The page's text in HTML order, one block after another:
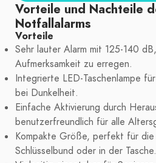
Vorteile und Nachteile
Notfallalarms
Vorteile
Sehr lauter Alarm mit 125-140
Aufmerksamkeit zu erregen.
Integrierte LED-Taschenlampe
bei Dunkelheit.
Einfache Aktivierung durch
benutzerfreundlich für alle
Kompakte Größe, perfekt für die
Schlüsselbund oder in der Tasche.